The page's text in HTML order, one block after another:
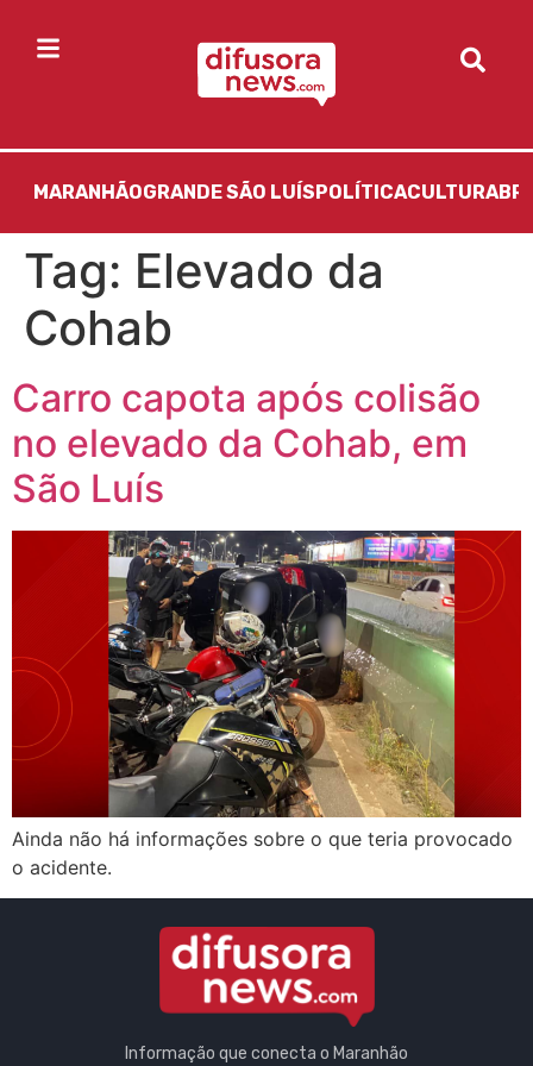
MARANHÃOGRANDE SÃO LUÍS POLÍTICACULTURA
Tag: Elevado da
Cohab
Carro capota após colisão
no elevado da Cohab, em
São Luís
Ainda não há informações sobre o que teria provocado
o acidente.
Informação que conecta o Maranhão